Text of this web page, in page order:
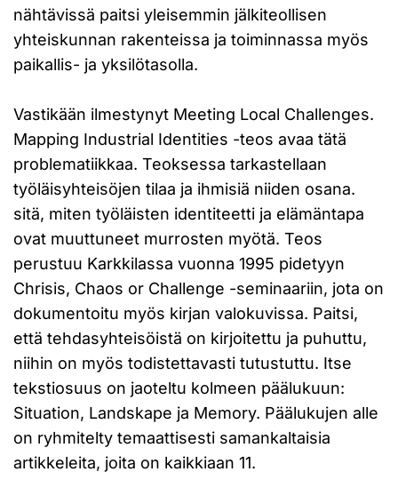
nähtävissä paitsi yleisemmin jälkiteollisen
yhteiskunnan rakenteissa ja toiminnassa myös
paikallis- ja yksilötasolla.
Vastikään ilmestynyt Meeting Local Challenges.
Mapping Industrial Identities -teos avaa tätä
problematiikkaa. Teoksessa tarkastellaan
työläisyhteisöjen tilaa ja ihmisiä niiden osana.
sitä, miten työläisten identiteetti ja elämäntapa
ovat muuttuneet murrosten myötä. Teos
perustuu Karkkilassa vuonna 1995 pidetyyn
Chrisis, Chaos or Challenge -seminaariin, jota on
dokumentoitu myös kirjan valokuvissa. Paitsi,
että tehdasyhteisöistä on kirjoitettu ja puhuttu,
niihin on myös todistettavasti tutustuttu. Itse
tekstiosuus on jaoteltu kolmeen päälukuun:
Situation, Landskape ja Memory. Päälukujen alle
on ryhmitelty temaattisesti samankaltaisia
artikkeleita, joita on kaikkiaan 11.